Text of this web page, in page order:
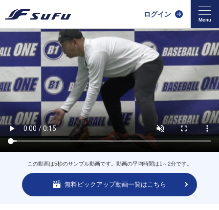
ログイン
この動画は5秒のサンプル動画です。動画の平均時間は1～2分です。
無料ピックアップ動画一覧はこちら